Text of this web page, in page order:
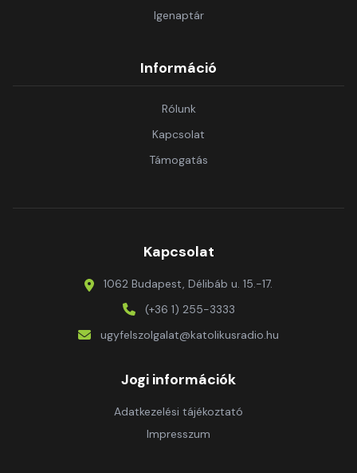
Igenaptár
Információ
Rólunk
Kapcsolat
Támogatás
Kapcsolat
1062 Budapest, Délibáb u. 15.-17.
(+36 1) 255-3333
ugyfelszolgalat@katolikusradio.hu
Jogi információk
Adatkezelési tájékoztató
Impresszum